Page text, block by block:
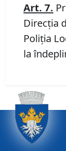
Art. 7.
Direcţia
Poliţia
la